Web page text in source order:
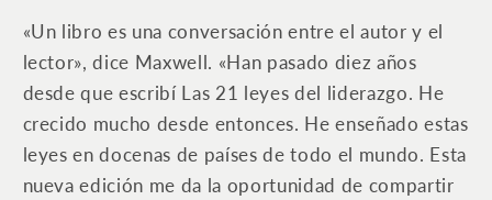
«Un libro es una conversación entre el autor y el
lector», dice Maxwell. «Han pasado diez años
desde que escribí Las 21 leyes del liderazgo. He
crecido mucho desde entonces. He enseñado estas
leyes en docenas de países de todo el mundo. Esta
nueva edición me da la oportunidad de compartir